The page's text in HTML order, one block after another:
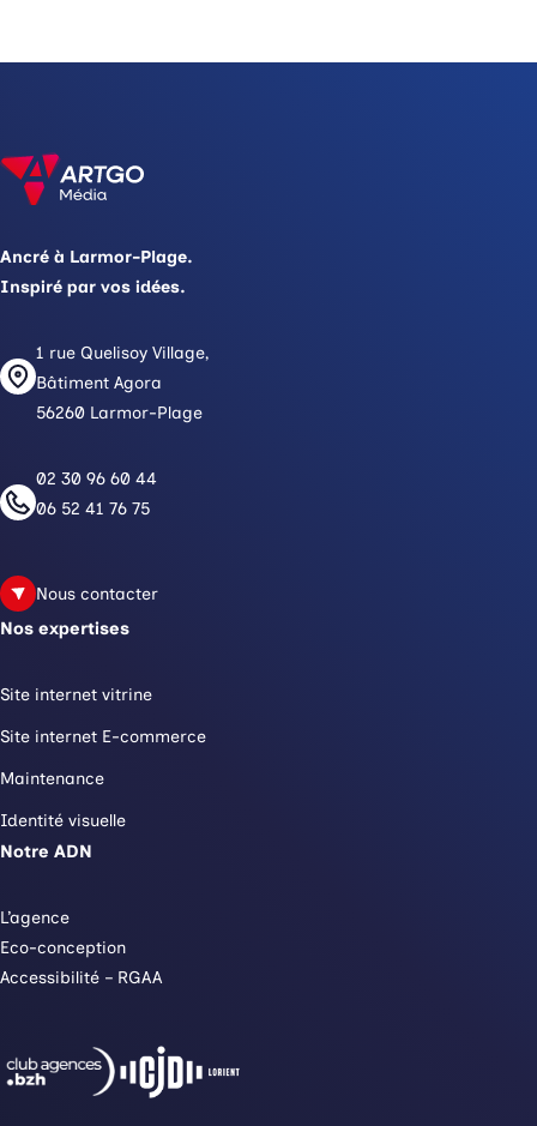
Ancré à Larmor-Plage.
Inspiré par vos idées.
1 rue Quelisoy Village,
Bâtiment Agora
56260 Larmor-Plage
02 30 96 60 44
06 52 41 76 75
Nous contacter
Nos expertises
Site internet vitrine
Site internet E-commerce
Maintenance
Identité visuelle
Notre ADN
L’agence
Eco-conception
Accessibilité – RGAA